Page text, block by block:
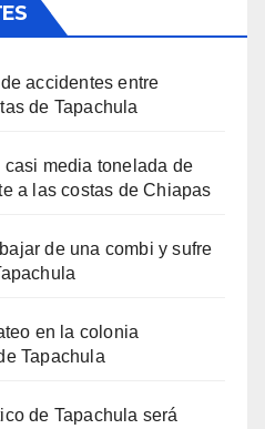
accidentes entre
de Tapachula
media tonelada de
a las costas de Chiapas
de una combi y sufre
en la colonia
Tapachula
de Tapachula será